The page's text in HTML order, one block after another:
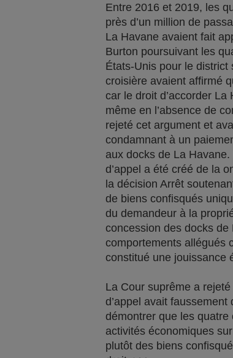
Entre 2016 et 2019, les
près d’un million de
La Havane avaient fait
Burton poursuivant les
États-Unis pour le
croisière avaient affirmé
car le droit d’accorder
même en l’absence de
rejeté cet argument et
condamnant à un
aux docks de La
d’appel a été créé de la
la décision Arrêt
de biens confisqués
du demandeur à la
concession des docks
comportements allégués
constitué une jouissance
La Cour suprême a
d’appel avait
démontrer que les
activités économiques
plutôt des biens